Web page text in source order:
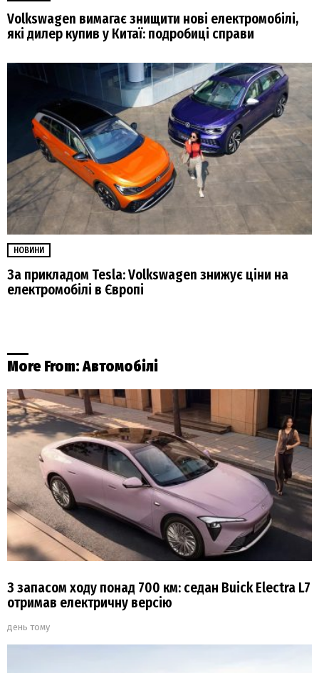
Volkswagen вимагає знищити нові електромобілі,
які дилер купив у Китаї: подробиці справи
НОВИНИ
За прикладом Tesla: Volkswagen знижує ціни на
електромобілі в Європі
More From:Автомобілі
З запасом ходу понад 700 км: седан Buick Electra L7
отримав електричну версію
день тому